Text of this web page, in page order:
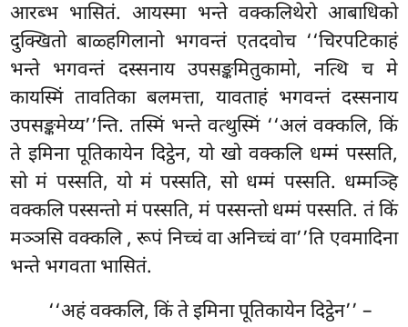
आरब्भ भासितं. आयस्मा भन्ते वक्कलिथेरो आबाधिको
दुक्खितो बाळ्हगिलानो भगवन्तं एतदवोच ‘‘चिरपटिकाहं
भन्ते भगवन्तं दस्सनाय उपसङ्कमितुकामो, नत्थि च मे
कायस्मिं तावतिका बलमत्ता, यावताहं भगवन्तं दस्सनाय
उपसङ्कमेय्य’’न्ति. तस्मिं भन्ते वत्थुस्मिं ‘‘अलं वक्कलि, किं
ते इमिना पूतिकायेन दिट्ठेन, यो खो वक्कलि धम्मं पस्सति,
सो मं पस्सति, यो मं पस्सति, सो धम्मं पस्सति. धम्मञ्हि
वक्कलि पस्सन्तो मं पस्सति, मं पस्सन्तो धम्मं पस्सति. तं किं
मञ्ञसि वक्कलि, रूपं निच्चं वा अनिच्चं वा’’ति एवमादिना
भन्ते भगवता भासितं.
‘‘अहंवक्कलि, किं ते इमिना पूतिकायेन दिट्ठेन’’ –